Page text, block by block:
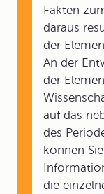
Fakten
daraus
der
An der
der
auf das
des
können
die